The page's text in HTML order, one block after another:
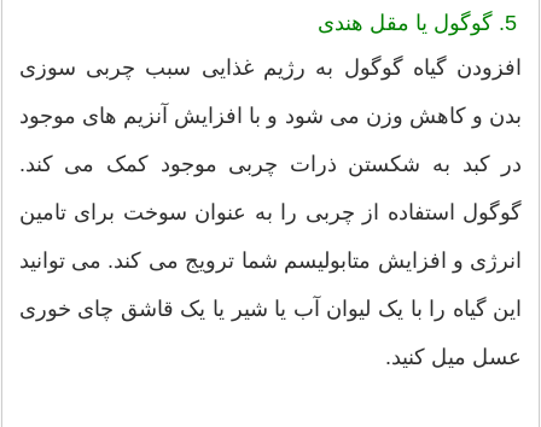
5. گوگول یا مقل هندی
افزودن گیاه گوگول به رژیم غذایی سبب چربی سوزی
بدن و کاهش وزن می شود و با افزایش آنزیم های موجود
در کبد به شکستن ذرات چربی موجود کمک می کند.
گوگول استفاده از چربی را به عنوان سوخت برای تامین
انرژی و افزایش متابولیسم شما ترویج می کند. می توانید
این گیاه را با یک لیوان آب یا شیر یا یک قاشق چای خوری
عسل میل کنید.